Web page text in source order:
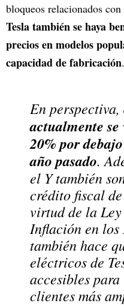
bloqueos relacionados
Tesla también se haya
precios en modelos
capacidad de fabricación.
En perspectiva,
actualmente se
20% por
año pasado.
el Y también
crédito fiscal
virtud de la
Inflación en los
también hace
eléctricos de
accesibles para
clientes más